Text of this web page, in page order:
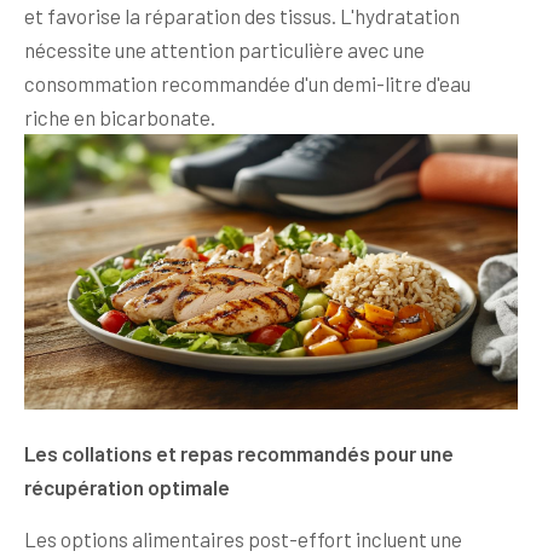
et favorise la réparation des tissus. L'hydratation
nécessite une attention particulière avec une
consommation recommandée d'un demi-litre d'eau
riche en bicarbonate.
Les collations et repas recommandés pour une
récupération optimale
Les options alimentaires post-effort incluent une